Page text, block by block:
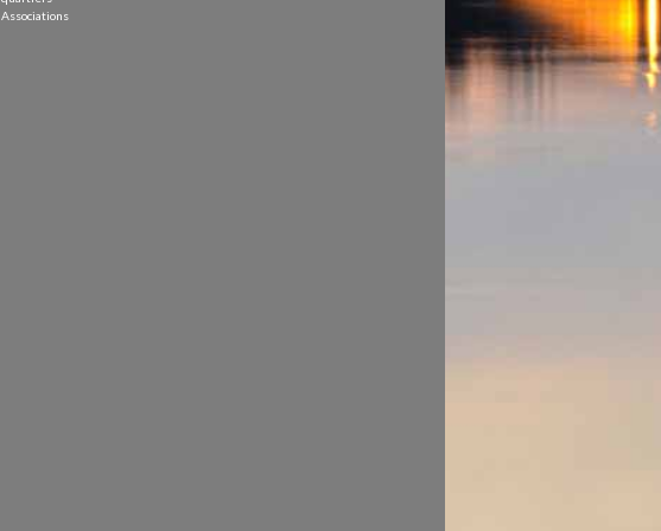
Associations